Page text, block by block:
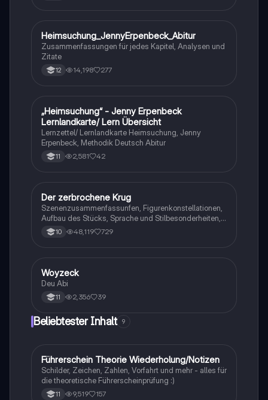
Deutsch
Heimsuchung_JennyErpenbeck_Abitur
Zusammenfassungen für jedes Kapitel, Analysen und
Zitate
12 14,198 277
Deutsch
„Heimsuchung“ - Jenny Erpenbeck
Lernlandkarte/ Lern Übersicht
Lernzettel/ Lernlandkarte Heimsuchung, Jenny
Erpenbeck, Methodik Deutsch Abitur
11 2,581 42
Deutsch
Der zerbrochene Krug
Szenenzusammenfassunfen, Figurenkonstellationen,
Aufbau des Stücks, Sprache und Stilbesonderheiten,
Aussageabsicht, Thematik, Interpretation
10 48,119 729
Deutsch
Woyzeck
Deu Abi
11 2,356 39
Beliebtester Inhalt 9
Lerntipps
Führerschein Theorie Wiederholung/Notizen
Schilder, Zeichen, Zahlen, Vorfahrt und mehr - alles für
die theoretische Führerscheinprüfung :)
11 9,519 157